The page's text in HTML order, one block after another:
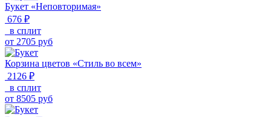
Букет «Неповторимая»
676 ₽
в сплит
от 2705 руб
Корзина цветов «Стиль во всем»
2126 ₽
в сплит
от 8505 руб